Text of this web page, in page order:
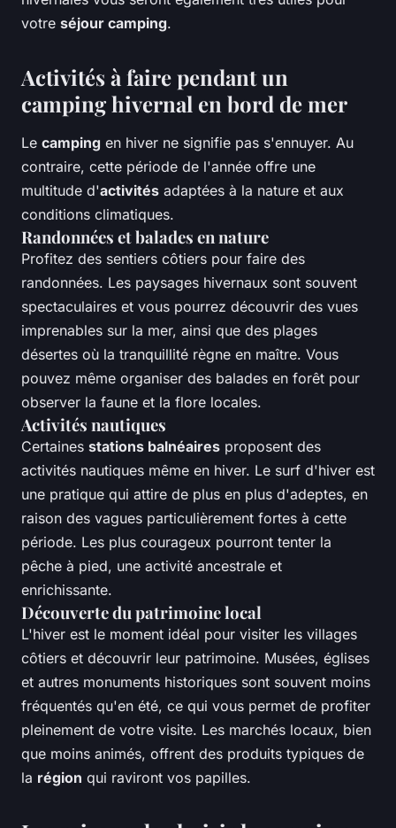
votre séjour camping.
Activités à faire pendant un
camping hivernal en bord de mer
Le camping en hiver ne signifie pas s'ennuyer. Au
contraire, cette période de l'année offre une
multitude d'activités adaptées à la nature et aux
conditions climatiques.
Randonnées et balades en nature
Profitez des sentiers côtiers pour faire des
randonnées. Les paysages hivernaux sont souvent
spectaculaires et vous pourrez découvrir des vues
imprenables sur la mer, ainsi que des plages
désertes où la tranquillité règne en maître. Vous
pouvez même organiser des balades en forêt pour
observer la faune et la flore locales.
Activités nautiques
Certaines stations balnéaires proposent des
activités nautiques même en hiver. Le surf d'hiver est
une pratique qui attire de plus en plus d'adeptes, en
raison des vagues particulièrement fortes à cette
période. Les plus courageux pourront tenter la
pêche à pied, une activité ancestrale et
enrichissante.
Découverte du patrimoine local
L'hiver est le moment idéal pour visiter les villages
côtiers et découvrir leur patrimoine. Musées, églises
et autres monuments historiques sont souvent moins
fréquentés qu'en été, ce qui vous permet de profiter
pleinement de votre visite. Les marchés locaux, bien
que moins animés, offrent des produits typiques de
la région qui raviront vos papilles.